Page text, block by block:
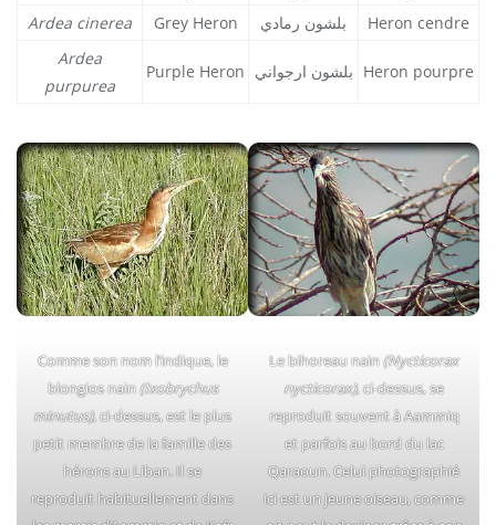
Ardea cinerea
Grey Heron بلشون رمادي
Heron cendre
Ardea
purpurea
Purple Heron بلشون ارجواني Heron pourpre
Comme son nom l’indique, le
blongios nain(Ixobrychus
minutus), ci-dessus, est le plus
petit membre de la famille des
hérons au Liban. Il se
reproduit habituellement dans
Le bihoreau nain(Nycticorax
nycticorax), ci-dessus, se
reproduit souvent à Aammiq
et parfois au bord du lac
Qaraoun. Celui photographié
ici est un jeune oiseau, comme